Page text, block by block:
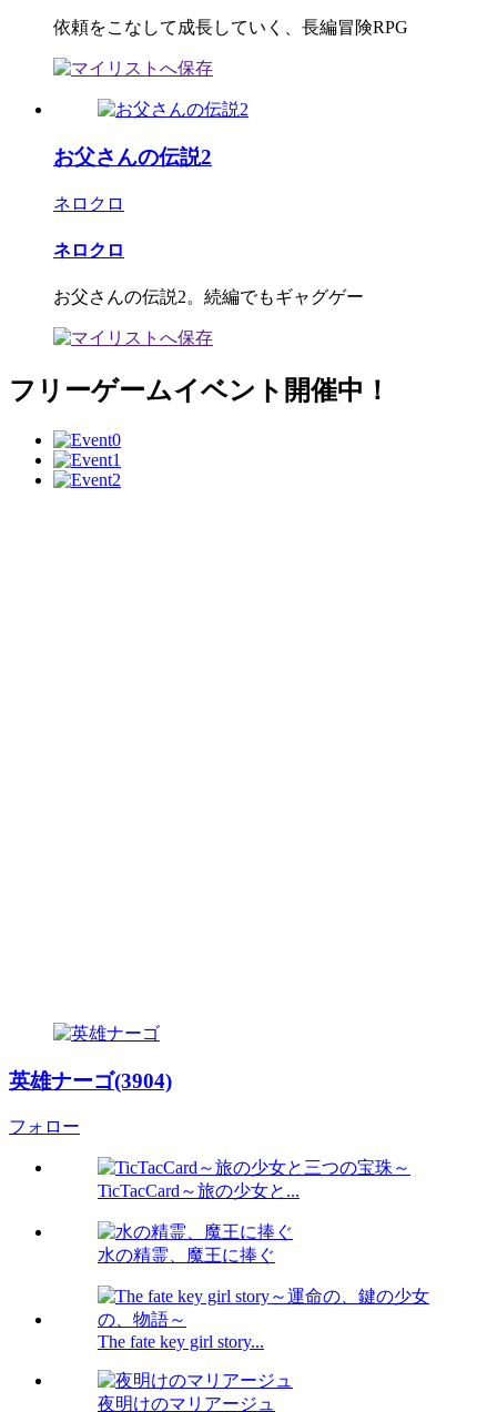
依頼をこなして成長していく、長編冒険RPG
お父さんの伝説2
ネロクロ
ネロクロ
お父さんの伝説2。続編でもギャグゲー
フリーゲームイベント開催中！
英雄ナーゴ(3904)
フォロー
TicTacCard～旅の少女と...
水の精霊、魔王に捧ぐ
The fate key girl story...
夜明けのマリアージュ